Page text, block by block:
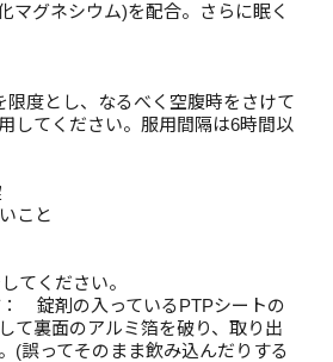
マグネシウム)を配合。さらに眠く
限度とし、なるべく空腹時をさけて
してください。服用間隔は6時間以
こと
てください。
錠剤の入っているPTPシートの
て裏面のアルミ箔を破り、取り出
(誤ってそのまま飲み込んだりする